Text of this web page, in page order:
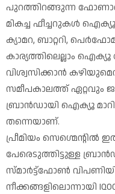
പുറത്തിറങ്ങുന്ന
മികച്ച ഫീച്ചറുകൾ
ക്യാമറ, ബാറ്ററി,
കാര്യത്തിലെല്ലാം
വിശ്വസിക്കാൻ
സമീപകാലത്ത് ഏറ്റവും
ബ്രാൻഡായി ഐക്യൂ
തന്നെയാണ്.
പ്രീമിയം സെഗ്മെന്റിൽ
പേരെടുത്തിട്ടുള്ള
സ്മാർട്ട്ഫോൺ
നീക്കങ്ങളിലൊന്നായി